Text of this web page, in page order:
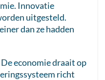
Innovatie
uitgesteld.
dan ze hadden
economie draait op
richt